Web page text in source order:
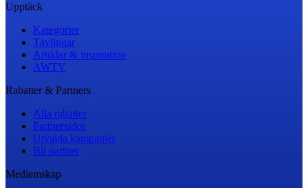
Upptäck
Kategorier
Tävlingar
Artiklar & inspiration
AWTV
Rabatter & Partners
Alla rabatter
Partnersidor
Utvalda kampanjer
Bli partner
Medlemskap